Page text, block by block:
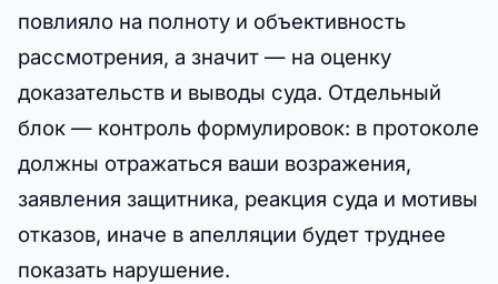
повлияло на полноту и объективность
рассмотрения, а значит — на оценку
доказательств и выводы суда. Отдельный
блок — контроль формулировок: в протоколе
должны отражаться ваши возражения,
заявления защитника, реакция суда и мотивы
отказов, иначе в апелляции будет труднее
показать нарушение.